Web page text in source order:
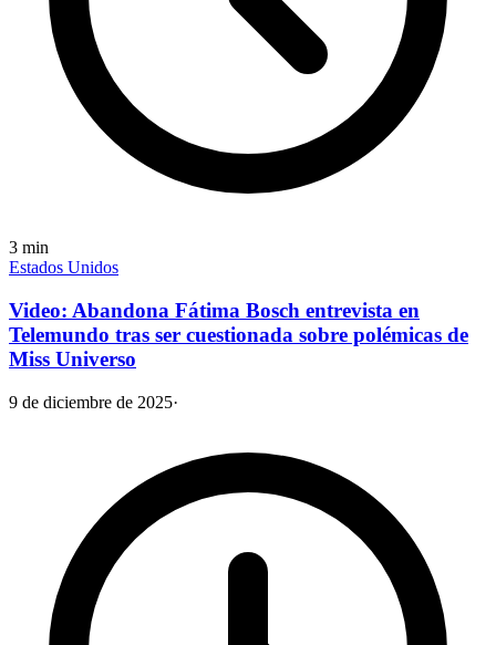
3 min
Estados Unidos
Video: Abandona Fátima Bosch entrevista en
Telemundo tras ser cuestionada sobre polémicas de
Miss Universo
9 de diciembre de 2025·